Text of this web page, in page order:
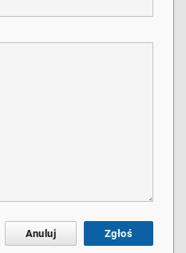
Anuluj Zgłoś